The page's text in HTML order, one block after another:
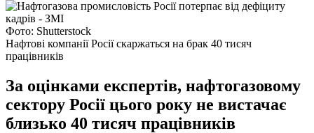
Фото: Shutterstock
Нафтові компанії Росії скаржаться на брак 40 тисяч
працівників
За оцінками експертів, нафтогазовому
сектору Росії цього року не вистачає
близько 40 тисяч працівників